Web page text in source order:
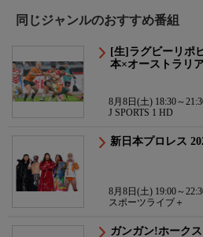
同じジャンルのおすすめ番組
[生]ラグビーリポ
本×オーストラリ
8月8日(土) 18:30～
J SPORTS 1 HD
新日本プロレス
8月8日(土) 19:00～
スポーツライブ＋
ガンガン!ホーク